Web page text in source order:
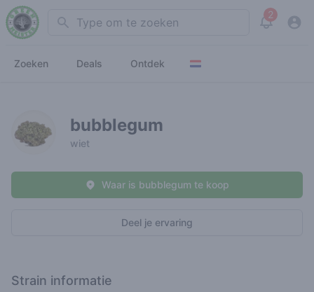
Search 2
View
Zoeken Deals Ontdek
bubblegum
wiet
Deel je ervaring
Waar is bubblegum te koop
Strain informatie